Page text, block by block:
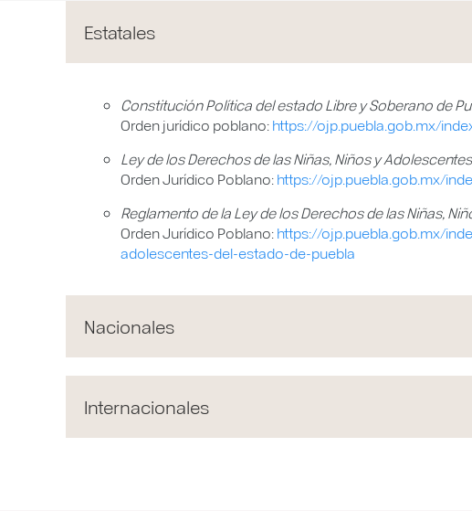
Estatales
Constitución Política del estado Libre y Soberano de
Orden jurídico poblano:https://ojp.puebla.gob.mx/
Ley de los Derechos de las Niñas, Niños y
Orden Jurídico Poblano:https://ojp.puebla.gob.mx/
Reglamento de la Ley de los Derechos de las Niñas,
Orden Jurídico Poblano:https://ojp.puebla.gob.mx/
adolescentes-del-estado-de-puebla
Nacionales
Internacionales